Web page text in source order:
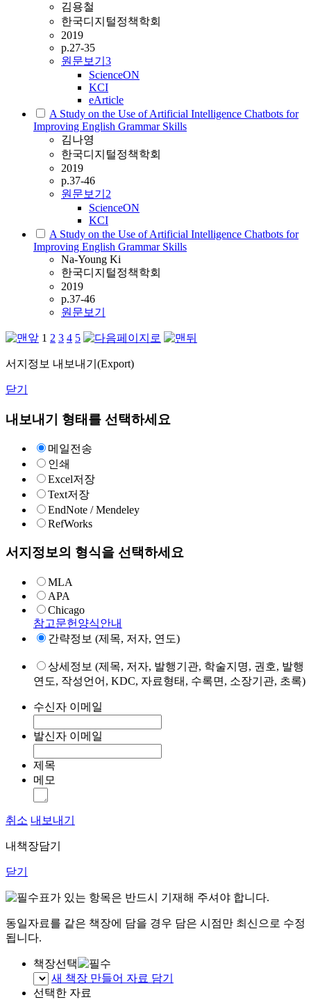
김용철
한국디지털정책학회
2019
p.27-35
원문보기 3
ScienceON
KCI
eArticle
A Study on the Use of Artificial Intelligence Chatbots for
Improving English Grammar Skills
김나영
한국디지털정책학회
2019
p.37-46
원문보기 2
ScienceON
KCI
A Study on the Use of Artificial Intelligence Chatbots for
Improving English Grammar Skills
Na-Young Ki
한국디지털정책학회
2019
p.37-46
원문보기
1 2 3 4 5
서지정보 내보내기(Export)
닫기
내보내기 형태를 선택하세요
메일전송
인쇄
Excel저장
Text저장
EndNote / Mendeley
RefWorks
서지정보의 형식을 선택하세요
MLA
APA
Chicago
참고문헌양식안내
간략정보 (제목, 저자, 연도)
상세정보 (제목, 저자, 발행기관, 학술지명, 권호, 발행
연도, 작성언어, KDC, 자료형태, 수록면, 소장기관, 초록)
수신자 이메일
발신자 이메일
제목
메모
취소 내보내기
내책장담기
닫기
표가 있는 항목은 반드시 기재해 주셔야 합니다.
동일자료를 같은 책장에 담을 경우 담은 시점만 최신으로 수정
됩니다.
책장선택
새 책장 만들어 자료 담기
선택한 자료